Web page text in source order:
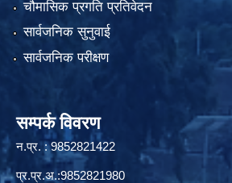
चौमासिक प्रगति प्रतिवेदन
सार्वजनिक सुनुवाई
सार्वजनिक परीक्षण
सम्पर्क विवरण
न.प्र. : 9852821422
प्र.प्र.अ.:9852821980